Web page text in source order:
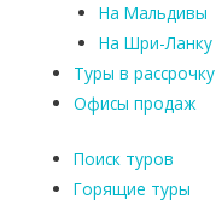
На Мальдивы
На Шри-Ланку
Туры в рассрочку
Офисы продаж
Поиск туров
Горящие туры